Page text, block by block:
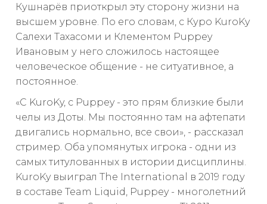
Кушнарёв приоткрыл эту сторону жизни на
высшем уровне. По его словам, с Куро KuroKy
Салехи Тахасоми и Клементом Puppey
Ивановым у него сложилось настоящее
человеческое общение - не ситуативное, а
постоянное.
«С KuroKy, с Puppey - это прям близкие были
челы из Доты. Мы постоянно там на афтепати
двигались нормально, все свои», - рассказал
стример. Оба упомянутых игрока - одни из
самых титулованных в истории дисциплины.
KuroKy выиграл The International в 2019 году
в составе Team Liquid, Puppey - многолетний